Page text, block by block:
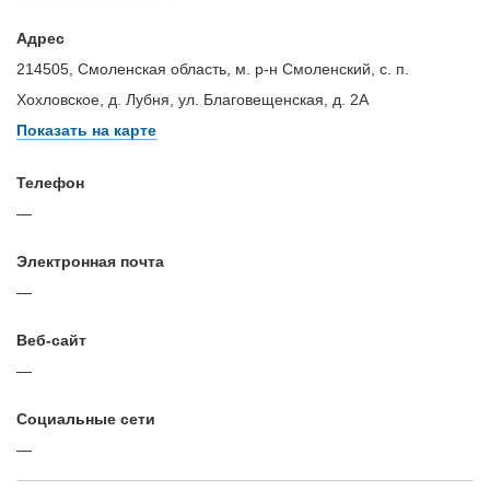
Адрес
214505, Смоленская область, м. р-н Смоленский, с. п.
Хохловское, д. Лубня, ул. Благовещенская, д. 2А
Показать на карте
Телефон
—
Электронная почта
—
Веб-сайт
—
Cоциальные сети
—